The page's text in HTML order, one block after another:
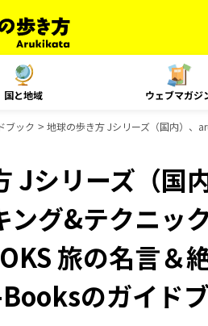
国と地域 ウェブマガジ
ブック 地球の歩き方 Jシリーズ（国内）、
Jシリーズ（国
ング&テクニッ
旅の名言＆
のガイド